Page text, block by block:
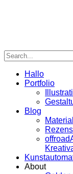
Hallo
Portfolio
Blog
About